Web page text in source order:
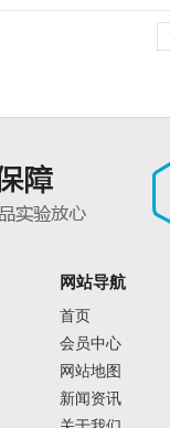
网站导航
首页
会员中心
网站地图
新闻资讯